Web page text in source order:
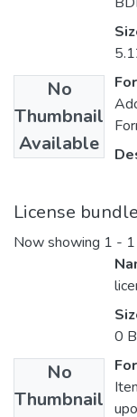
No
Thumbnail
Available
License bundle
Now showing 1 -
No
Thumbnail
0 B